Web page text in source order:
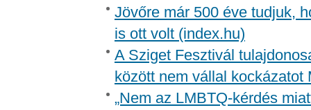
Jövőre már 500 éve tudjuk,
is ott volt (index.hu)
A Sziget Fesztivál
között nem vállal kockázatot
„Nem az LMBTQ-kérdés